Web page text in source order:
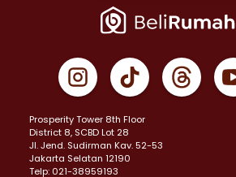
Properti Dijual di Jakarta Pusat >
Properti Dijual di Gambir >
Properti Dijual di Johar Baru >
Properti Dijual di Menteng >
Properti Dijual di Senen >
Properti Dijual di Tanah Abang >
Prosperity Tower 8th Floor
District 8, SCBD Lot 28
JI. Jend. Sudirman Kav. 52-53
Jakarta Selatan 12190
Telp: 021-38959193